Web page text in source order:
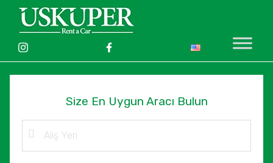
Size En Uygun Aracı Bulun